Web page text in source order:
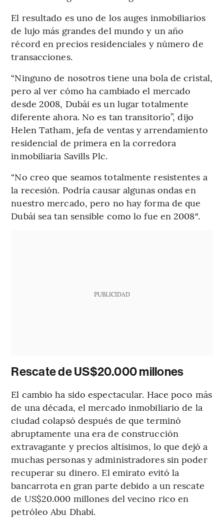
El resultado es uno de los auges inmobiliarios
de lujo más grandes del mundo y un año
récord en precios residenciales y número de
transacciones.
“Ninguno de nosotros tiene una bola de cristal,
pero al ver cómo ha cambiado el mercado
desde 2008, Dubái es un lugar totalmente
diferente ahora. No es tan transitorio”, dijo
Helen Tatham, jefa de ventas y arrendamiento
residencial de primera en la corredora
inmobiliaria Savills Plc.
“No creo que seamos totalmente resistentes a
la recesión. Podría causar algunas ondas en
nuestro mercado, pero no hay forma de que
Dubái sea tan sensible como lo fue en 2008″.
PUBLICIDAD
Rescate de US$20.000 millones
El cambio ha sido espectacular. Hace poco más
de una década, el mercado inmobiliario de la
ciudad colapsó después de que terminó
abruptamente una era de construcción
extravagante y precios altísimos, lo que dejó a
muchas personas y administradores sin poder
recuperar su dinero. El emirato evitó la
bancarrota en gran parte debido a un rescate
de US$20.000 millones del vecino rico en
petróleo Abu Dhabi.